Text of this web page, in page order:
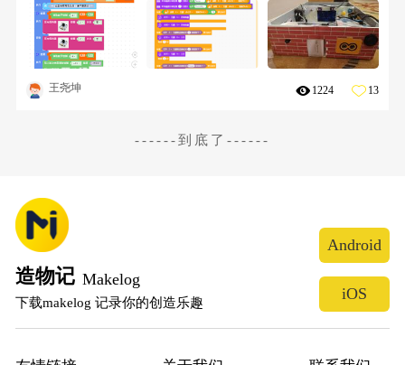
王尧坤 1224 13
------到底了------
造物记 Makelog
下载makelog 记录你的创造乐趣
Android
iOS